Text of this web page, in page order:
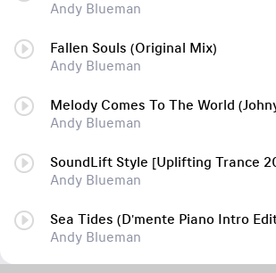
Andy Blueman
Fallen Souls (Original Mix)
Andy Blueman
Andy Blueman
SoundLift Style [Uplifting Trance
Andy Blueman
Sea Tides (D'mente Piano Intro
Andy Blueman